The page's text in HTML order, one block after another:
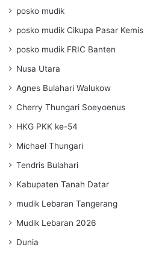
posko mudik
posko mudik Cikupa Pasar Kemis
posko mudik FRIC Banten
Nusa Utara
Agnes Bulahari Walukow
Cherry Thungari Soeyoenus
HKG PKK ke-54
Michael Thungari
Tendris Bulahari
Kabupaten Tanah Datar
mudik Lebaran Tangerang
Mudik Lebaran 2026
Dunia